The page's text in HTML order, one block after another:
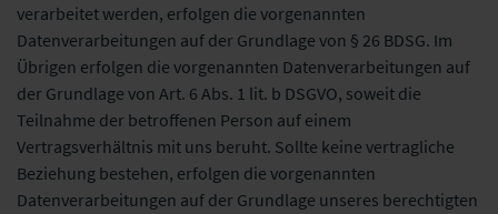
verarbeitet werden, erfolgen die vorgenannten
Datenverarbeitungen auf der Grundlage von § 26 BDSG. Im
Übrigen erfolgen die vorgenannten Datenverarbeitungen auf
der Grundlage von Art. 6 Abs. 1 lit. b DSGVO, soweit die
Teilnahme der betroffenen Person auf einem
Vertragsverhältnis mit uns beruht. Sollte keine vertragliche
Beziehung bestehen, erfolgen die vorgenannten
Datenverarbeitungen auf der Grundlage unseres berechtigten